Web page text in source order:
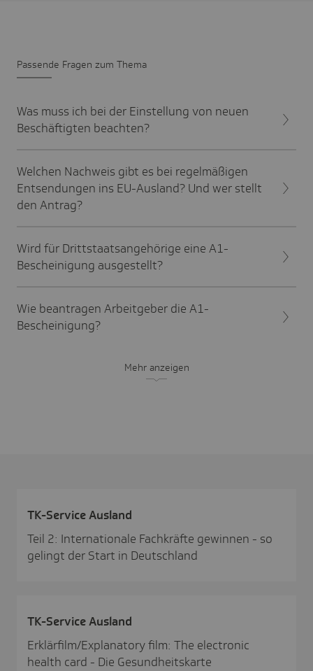
Passende Fragen zum Thema
Was muss ich bei der Einstellung von neuen
Beschäftigten beachten?
Welchen Nachweis gibt es bei regelmäßigen
Entsendungen ins EU-Ausland? Und wer stellt
den Antrag?
Wird für Drittstaatsangehörige eine A1-
Bescheinigung ausgestellt?
Wie beantragen Arbeitgeber die A1-
Bescheinigung?
Mehr anzeigen
TK-Service Ausland
Teil 2: Internationale Fachkräfte gewinnen - so
gelingt der Start in Deutschland
TK-Service Ausland
Erklärfilm/Explanatory film: The electronic
health card - Die Gesundheitskarte